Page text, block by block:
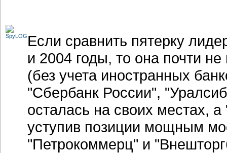
Если сравнить пятерку
и 2004 годы, то она почти
(без учета иностранных
"Сбербанк России",
осталась на своих местах,
уступив позиции мощным
"Петрокоммерц" и